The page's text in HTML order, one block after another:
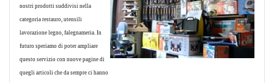
nostri prodotti suddivisi nella
categoria restauro, utensili
lavorazione legno, falegnameria. In
futuro speriamo di poter ampliare
questo servizio con nuove pagine di
quegli articoli che da sempre ci hanno